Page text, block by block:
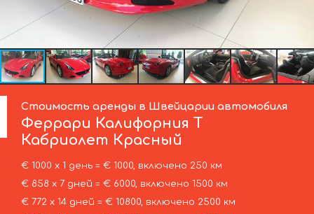
Стоимость аренды в Швейцарии автомобиля
Феррари Калифорния Т
Кабриолет Красный
€ 1000 х 1 день = € 1000, включено 250 км
€ 858 х 7 дней = € 6000, включено 1500 км
€ 772 х 14 дней = € 10800, включено 2500 км